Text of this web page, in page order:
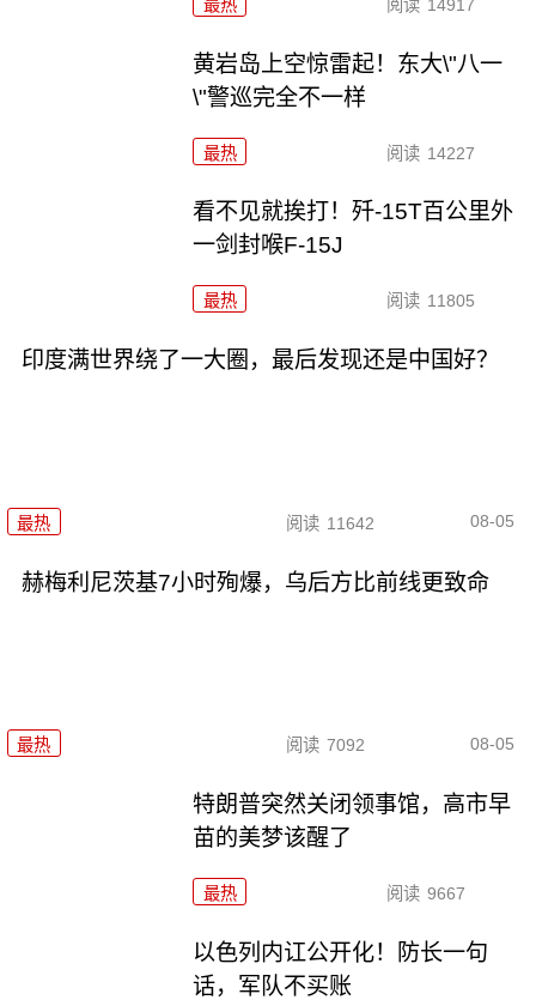
最热 阅读 14917
黄岩岛上空惊雷起！东大\"八一
\"警巡完全不一样
最热 阅读 14227
看不见就挨打！歼-15T百公里外
一剑封喉F-15J
最热 阅读 11805
印度满世界绕了一大圈，最后发现还是中国好？
最热 阅读 11642 08-05
赫梅利尼茨基7小时殉爆，乌后方比前线更致命
最热 阅读 7092 08-05
特朗普突然关闭领事馆，高市早
苗的美梦该醒了
最热 阅读 9667
以色列内讧公开化！防长一句
话，军队不买账